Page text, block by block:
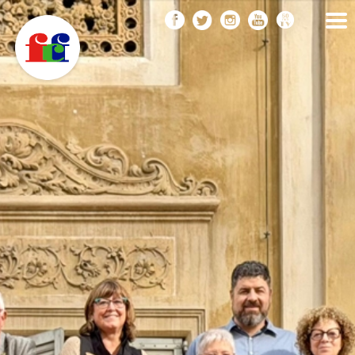
Vés
al
contingut
FEDERACIÓ CATALANA
DE FOTOGRAFIA
F
C
F